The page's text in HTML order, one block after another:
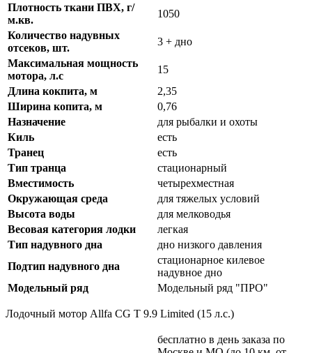
Плотность ткани ПВХ, г/
м.кв.
1050
Количество надувных
отсеков, шт.
3 + дно
Максимальная мощность
мотора, л.с
15
Длина кокпита, м
2,35
Ширина копита, м
0,76
Назначение
для рыбалки и охоты
Киль
есть
Транец
есть
Тип транца
стационарный
Вместимость
четырехместная
Окружающая среда
для тяжелых условий
Высота воды
для мелководья
Весовая категория лодки
легкая
Тип надувного дна
дно низкого давления
Подтип надувного дна
стационарное килевое
надувное дно
Модельный ряд
Модельный ряд "ПРО"
Лодочный мотор Allfa CG T 9.9 Limited (15 л.с.)
бесплатно в день заказа по